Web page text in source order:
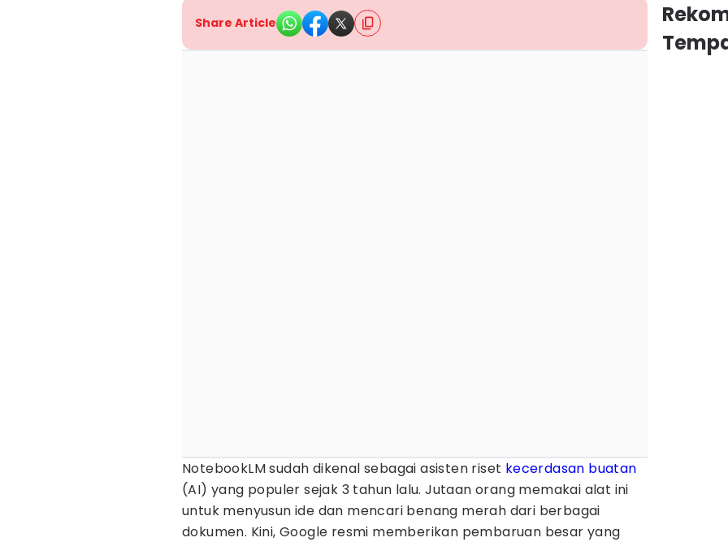
Share Article
NotebookLM sudah dikenal sebagai asisten riset kecerdasan buatan
(AI) yang populer sejak 3 tahun lalu. Jutaan orang memakai alat ini
untuk menyusun ide dan mencari benang merah dari berbagai
dokumen. Kini, Google resmi memberikan pembaruan besar yang